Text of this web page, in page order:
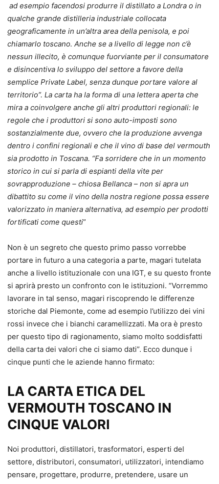
ad esempio facendosi produrre il distillato a Londra o in
qualche grande distilleria industriale collocata
geograficamente in un’altra area della penisola, e poi
chiamarlo toscano. Anche se a livello di legge non c’è
nessun illecito, è comunque fuorviante per il consumatore
e disincentiva lo sviluppo del settore a favore della
semplice Private Label, senza dunque portare valore al
territorio”. La carta ha la forma di una lettera aperta che
mira a coinvolgere anche gli altri produttori regionali: le
regole che i produttori si sono auto-imposti sono
sostanzialmente due, ovvero che la produzione avvenga
dentro i confini regionali e che il vino di base del vermouth
sia prodotto in Toscana. “Fa sorridere che in un momento
storico in cui si parla di espianti della vite per
sovrapproduzione – chiosa Bellanca – non si apra un
dibattito su come il vino della nostra regione possa essere
valorizzato in maniera alternativa, ad esempio per prodotti
fortificati come questi”
Non è un segreto che questo primo passo vorrebbe
portare in futuro a una categoria a parte, magari tutelata
anche a livello istituzionale con una IGT, e su questo fronte
si aprirà presto un confronto con le istituzioni. “Vorremmo
lavorare in tal senso, magari riscoprendo le differenze
storiche dal Piemonte, come ad esempio l’utilizzo dei vini
rossi invece che i bianchi caramellizzati. Ma ora è presto
per questo tipo di ragionamento, siamo molto soddisfatti
della carta dei valori che ci siamo dati”. Ecco dunque i
cinque punti che le aziende hanno firmato:
LA CARTA ETICA DEL
VERMOUTH TOSCANO IN
CINQUE VALORI
Noi produttori, distillatori, trasformatori, esperti del
settore, distributori, consumatori, utilizzatori, intendiamo
pensare, progettare, produrre, pretendere, usare un